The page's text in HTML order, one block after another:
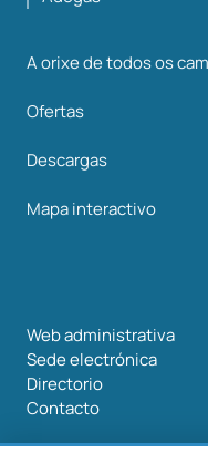
A orixe de todos os
Ofertas
Descargas
Mapa interactivo
Web administrativa
Sede electrónica
Directorio
Contacto